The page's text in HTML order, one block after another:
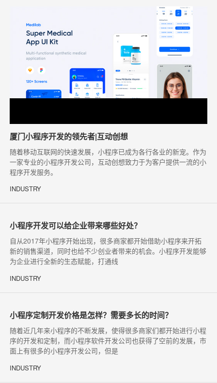
厦门小程序开发的领先者|互动创想
随着移动互联网的快速发展，小程序已成为各行各业的新宠。作为
一家专业的小程序开发公司，互动创想致力于为客户提供一流的小
程序开发服务。
INDUSTRY
小程序开发可以给企业带来哪些好处？
自从2017年小程序开始出现，很多商家都开始借助小程序来开拓
新的销售渠道，同时也给不少创业者带来的机会。小程序开发能够
为企业进行全新的生态赋能，打通线
INDUSTRY
小程序定制开发价格是怎样？需要多长的时间？
随着近几年来小程序的不断发展，使得很多商家们都开始进行小程
序的开发和定制，而小程序软件开发公司也获得了空前的发展，市
面上有很多的小程序开发公司，但是
INDUSTRY